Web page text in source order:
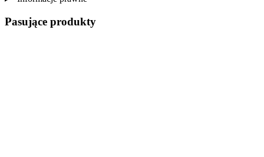
Pasujące produkty